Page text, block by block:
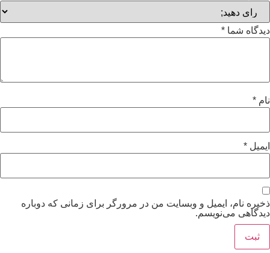
دیدگاه شما *
نام *
ایمیل *
ذخیره نام، ایمیل و وبسایت من در مرورگر برای زمانی که دوباره
دیدگاهی می‌نویسم.